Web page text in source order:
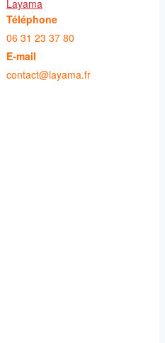
Layama
Téléphone
06 31 23 37 80
E-mail
contact@layama.fr